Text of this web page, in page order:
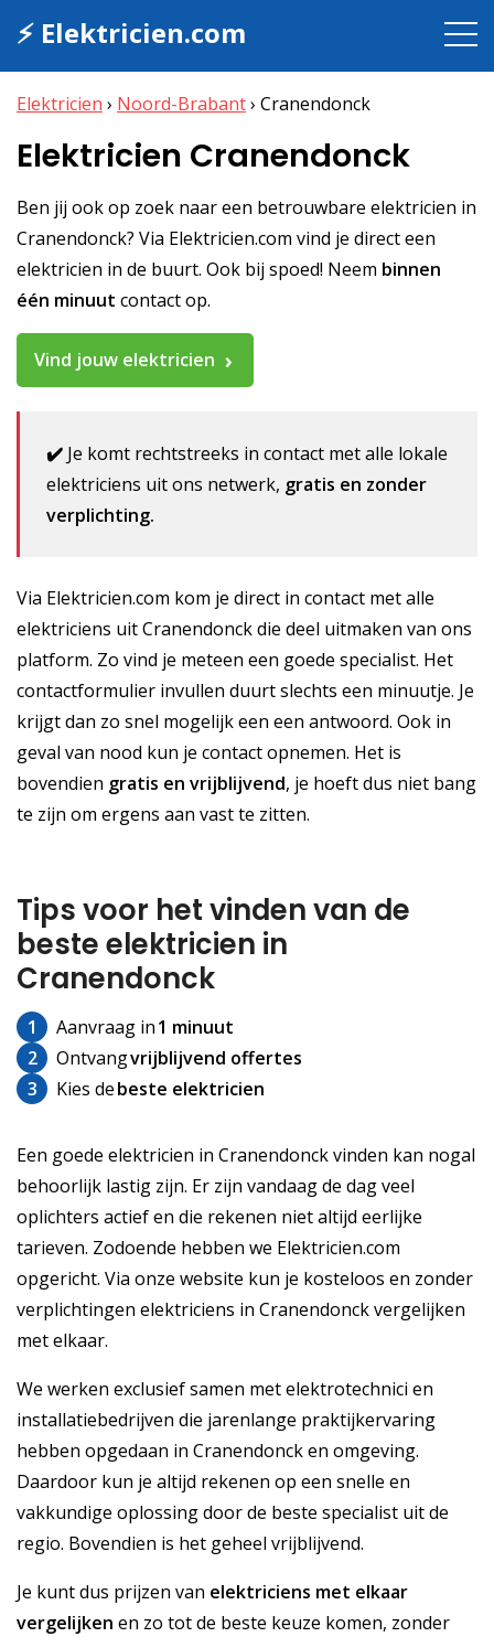
⚡ Elektricien.com
Elektricien › Noord-Brabant› Cranendonck
Elektricien Cranendonck
Ben jij ook op zoek naar een betrouwbare elektricien in
Cranendonck? Via Elektricien.com vind je direct een
elektricien in de buurt. Ook bij spoed! Neem binnen
één minuut contact op.
Vind jouw elektricien
✔️ Je komt rechtstreeks in contact met alle lokale
elektriciens uit ons netwerk, gratis en zonder
verplichting.
Via Elektricien.com kom je direct in contact met alle
elektriciens uit Cranendonck die deel uitmaken van ons
platform. Zo vind je meteen een goede specialist. Het
contactformulier invullen duurt slechts een minuutje. Je
krijgt dan zo snel mogelijk een een antwoord. Ook in
geval van nood kun je contact opnemen. Het is
bovendien gratis en vrijblijvend, je hoeft dus niet bang
te zijn om ergens aan vast te zitten.
Tips voor het vinden van de
beste elektricien in
Cranendonck
1 Aanvraag in1 minuut
2
Ontvangvrijblijvend offertes
3
Kies debeste elektricien
Een goede elektricien in Cranendonck vinden kan nogal
behoorlijk lastig zijn. Er zijn vandaag de dag veel
oplichters actief en die rekenen niet altijd eerlijke
tarieven. Zodoende hebben we Elektricien.com
opgericht. Via onze website kun je kosteloos en zonder
verplichtingen elektriciens in Cranendonck vergelijken
met elkaar.
We werken exclusief samen met elektrotechnici en
installatiebedrijven die jarenlange praktijkervaring
hebben opgedaan in Cranendonck en omgeving.
Daardoor kun je altijd rekenen op een snelle en
vakkundige oplossing door de beste specialist uit de
regio. Bovendien is het geheel vrijblijvend.
Je kunt dus prijzen van elektriciens met elkaar
vergelijken en zo tot de beste keuze komen, zonder